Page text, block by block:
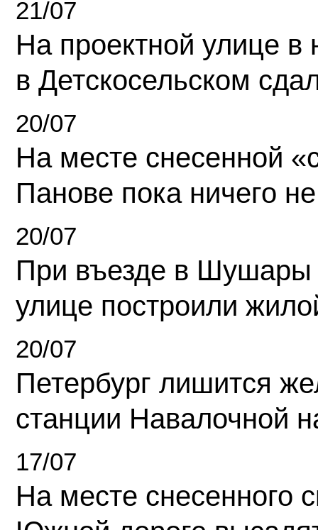
21/07
На проектной улице
в Детскосельском
20/07
На месте снесенной
Панове пока ничего
20/07
При въезде в Шушары
улице построили
20/07
Петербург лишится
станции Навалочной
17/07
На месте снесенного